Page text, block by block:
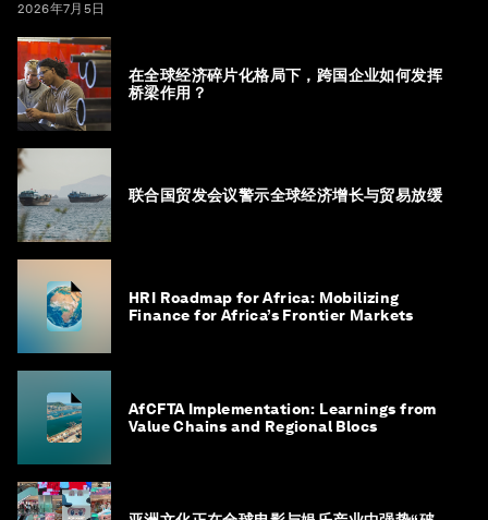
2026年7月5日
在全球经济碎片化格局下，跨国企业如何发挥
桥梁作用？
联合国贸发会议警示全球经济增长与贸易放缓
HRI Roadmap for Africa: Mobilizing
Finance for Africa’s Frontier Markets
AfCFTA Implementation: Learnings from
Value Chains and Regional Blocs